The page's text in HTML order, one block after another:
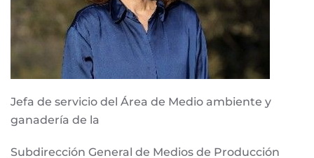
Jefa de servicio del Área de Medio ambiente y
ganadería de la
Subdirección General de Medios de Producción